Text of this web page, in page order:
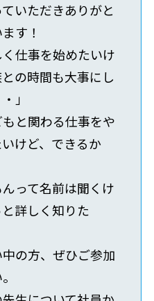
いただきありがと
す！
仕事を始めたいけ
の時間も大事にし
」
と関わる仕事をや
けど、できるか
って名前は聞くけ
詳しく知りた
の方、ぜひご参加